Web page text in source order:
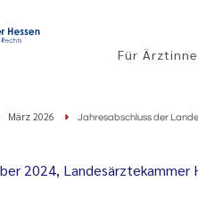
Für
März 2026 Jahresabschluss der
2024,